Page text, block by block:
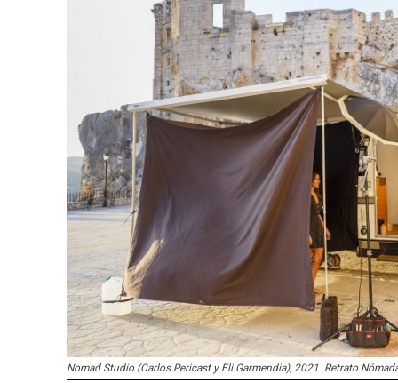
Nomad Studio (Carlos Pericast y Eli Garmendia), 2021. Retrato